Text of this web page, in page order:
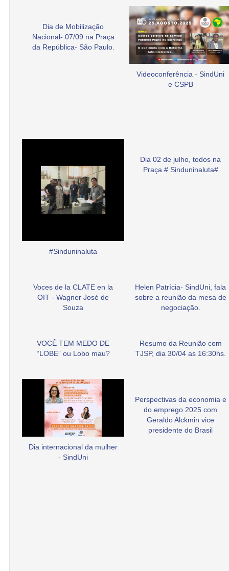
Dia de Mobilização
Nacional- 07/09 na Praça
da República- São Paulo.
Videoconferência - SindUni
e CSPB
#Sinduninaluta
Dia 02 de julho, todos na
Praça.# Sinduninaluta#
Voces de la CLATE en la
OIT - Wagner José de
Souza
Helen Patrícia- SindUni, fala
sobre a reunião da mesa de
negociação.
VOCÊ TEM MEDO DE
“LOBE” ou Lobo mau?
Resumo da Reunião com
TJSP, dia 30/04 as 16:30hs.
Dia internacional da mulher
- SindUni
Perspectivas da economia e
do emprego 2025 com
Geraldo Alckmin vice
presidente do Brasil